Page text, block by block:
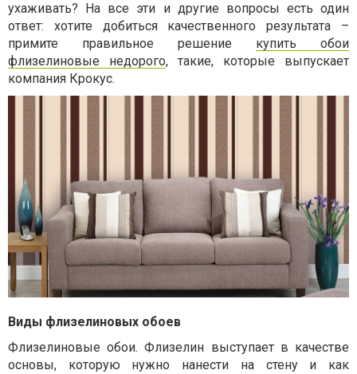
ухаживать? На все эти и другие вопросы есть один
ответ: хотите добиться качественного результата –
примите правильное решение купить обои
флизелиновые недорого, такие, которые выпускает
компания Крокус.
Виды флизелиновых обоев
Флизелиновые обои. Флизелин выступает в качестве
основы, которую нужно нанести на стену и как